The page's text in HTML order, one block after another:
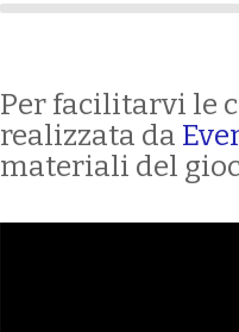
Per facilitarvi le
realizzata da
materiali del